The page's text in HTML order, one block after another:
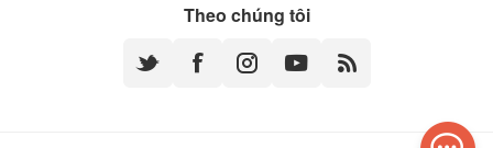
Theo chúng tôi